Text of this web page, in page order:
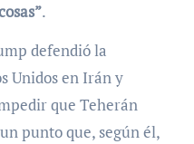
.
defendió la
Unidos en Irán y
que Teherán
punto que, según él,